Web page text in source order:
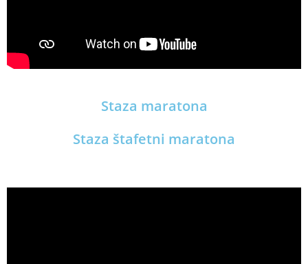
Staza maratona
Staza štafetni maratona